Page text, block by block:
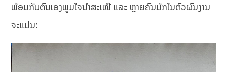
ພ້ອມກັບຕົນເອງພູມໃຈນໍາສະເໜີ ແລະ ຫຼາຍຄົນມັກໃນຕົວຜົນງານ
ຈະແມ່ນ: